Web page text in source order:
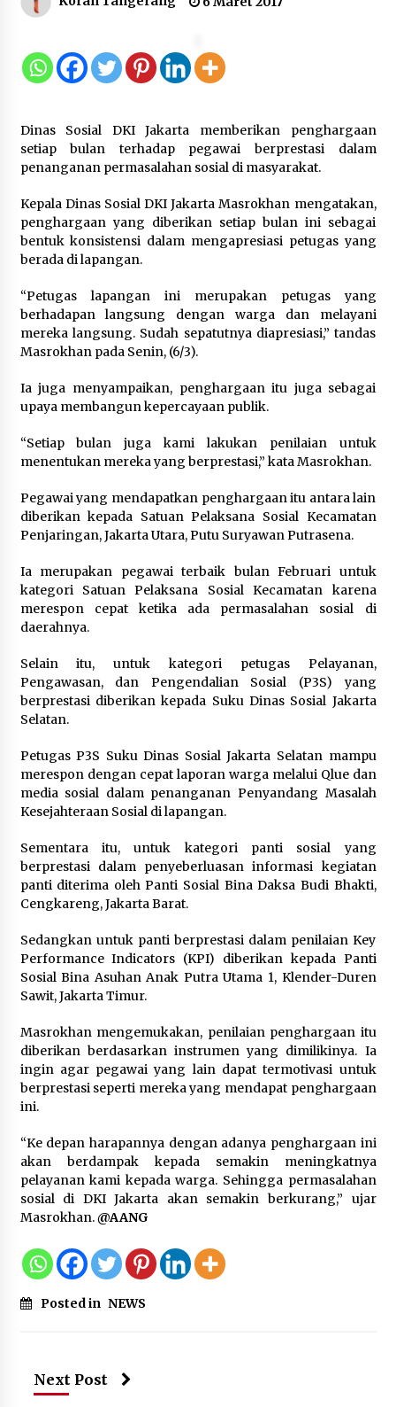
8 Agustus 2026
9 Kopi Botol Terbaik yang Praktis
untuk Menemani Aktivitas
Pengembangan KEK Samota
sebagai Destinasi Wisata Bahari
Berkelas Dunia
8 Agustus 2026
Festival Lembah Baliem Perkuat
Pegunungan
8 Agustus 2026
Bakteri Yogurt, Kenali Manfaatnya
8 Agustus 2026
Perawatan PCOS yang Efektif untuk
Menjaga Kesuburan
8 Agustus 2026
Wamenhan Pimpin Prosesi
Pelantikan dan Sertijab Pejabat
8 Agustus 2026
Tangerang Gelar Konsolidasi
Internal Jelang Pemilu 2029
8 Agustus 2026
Dinas Sosial DKI Jakarta memberikan penghargaan
setiap bulan terhadap pegawai berprestasi dalam
penanganan permasalahan sosial di masyarakat.
Kepala Dinas Sosial DKI Jakarta Masrokhan mengatakan,
penghargaan yang diberikan setiap bulan ini sebagai
bentuk konsistensi dalam mengapresiasi petugas yang
berada di lapangan.
“Petugas lapangan ini merupakan petugas yang
berhadapan langsung dengan warga dan melayani
mereka langsung. Sudah sepatutnya diapresiasi,” tandas
Masrokhan pada Senin, (6/3).
Ia juga menyampaikan, penghargaan itu juga sebagai
upaya membangun kepercayaan publik.
“Setiap bulan juga kami lakukan penilaian untuk
menentukan mereka yang berprestasi,” kata Masrokhan.
Pegawai yang mendapatkan penghargaan itu antara lain
diberikan kepada Satuan Pelaksana Sosial Kecamatan
Penjaringan, Jakarta Utara, Putu Suryawan Putrasena.
Ia merupakan pegawai terbaik bulan Februari untuk
kategori Satuan Pelaksana Sosial Kecamatan karena
merespon cepat ketika ada permasalahan sosial di
daerahnya.
Selain itu, untuk kategori petugas Pelayanan,
Pengawasan, dan Pengendalian Sosial (P3S) yang
berprestasi diberikan kepada Suku Dinas Sosial Jakarta
Selatan.
Petugas P3S Suku Dinas Sosial Jakarta Selatan mampu
merespon dengan cepat laporan warga melalui Qlue dan
media sosial dalam penanganan Penyandang Masalah
Kesejahteraan Sosial di lapangan.
Sementara itu, untuk kategori panti sosial yang
berprestasi dalam penyeberluasan informasi kegiatan
panti diterima oleh Panti Sosial Bina Daksa Budi Bhakti,
Cengkareng, Jakarta Barat.
Sedangkan untuk panti berprestasi dalam penilaian Key
Performance Indicators (KPI) diberikan kepada Panti
Sosial Bina Asuhan Anak Putra Utama 1, Klender-Duren
Sawit, Jakarta Timur.
Masrokhan mengemukakan, penilaian penghargaan itu
diberikan berdasarkan instrumen yang dimilikinya. Ia
ingin agar pegawai yang lain dapat termotivasi untuk
berprestasi seperti mereka yang mendapat penghargaan
ini.
“Ke depan harapannya dengan adanya penghargaan ini
akan berdampak kepada semakin meningkatnya
pelayanan kami kepada warga. Sehingga permasalahan
sosial di DKI Jakarta akan semakin berkurang,” ujar
Masrokhan.@AANG
Posted in NEWS
Next Post